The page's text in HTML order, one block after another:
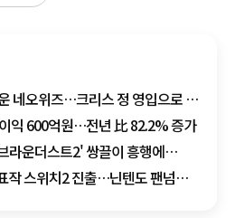
네오위즈…크리스 정 영입으로 IP
익 600억원…전년 比 82.2% 증가
라운더스트2' 쌍끌이 흥행에
증'
작 스위치2 진출…닌텐도 팬넘